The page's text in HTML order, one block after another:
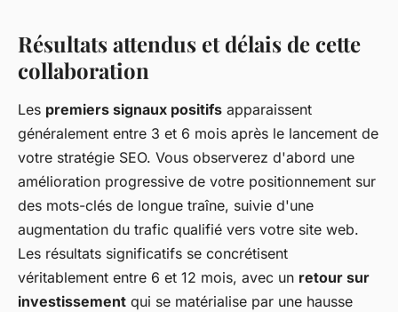
Résultats attendus et délais de cette
collaboration
Les premiers signaux positifs apparaissent
généralement entre 3 et 6 mois après le lancement de
votre stratégie SEO. Vous observerez d'abord une
amélioration progressive de votre positionnement sur
des mots-clés de longue traîne, suivie d'une
augmentation du trafic qualifié vers votre site web.
Les résultats significatifs se concrétisent
véritablement entre 6 et 12 mois, avec un retour sur
investissement qui se matérialise par une hausse